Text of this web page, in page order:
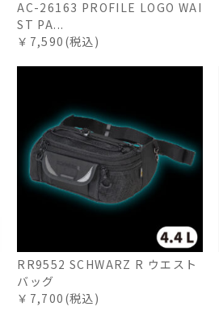
AC-26163 PROFILE LOGO WAI
ST PA...
￥7,590(税込)
RR9552 SCHWARZ R ウエスト
バッグ
￥7,700(税込)